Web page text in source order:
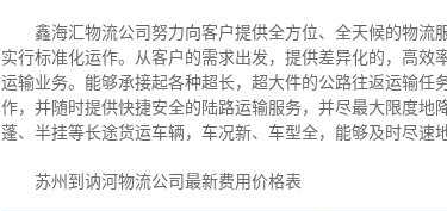
鑫海汇物流公司努力向客户提供全方位、全天候的物流
实行标准化运作。从客户的需求出发，提供差异化的，高
运输业务。能够承接起各种超长，超大件的公路往返运输
作，并随时提供快捷安全的陆路运输服务，并尽最大限度
蓬、半挂等长途货运车辆，车况新、车型全，能够及时尽速
苏州到讷河物流公司最新费用价格表